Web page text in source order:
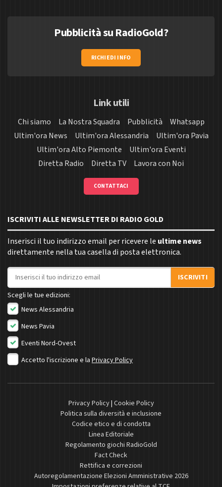
Pubblicità su RadioGold?
RICHIEDI INFO
Link utili
Chi siamo La Nostra Squadra Pubblicità
Whatsapp
Ultim'ora News
Ultim'ora Alessandria
Ultim'ora Pavia
Ultim'ora Alto Piemonte
Ultim'ora Eventi
Diretta Radio
Diretta TV Lavora con Noi
CONTATTACI
ISCRIVITI ALLE NEWSLETTER DI RADIO GOLD
Inserisci il tuo indirizzo email per ricevere le ultime news
direttamente nella tua casella di posta elettronica.
Indirizzo email
ISCRIVITI
Scegli le tue edizioni:
News Alessandria
News Pavia
Eventi Nord-Ovest
Accetto l'iscrizione e la Privacy Policy
Privacy Policy| Cookie Policy
Politica sulla diversità e inclusione
Codice etico e di condotta
Linea Editoriale
Regolamento giochi RadioGold
Fact Check
Rettifica e correzioni
Autoregolamentazione Elezioni Amministrative 2026